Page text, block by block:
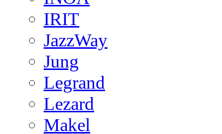
IRIT
JazzWay
Jung
Legrand
Lezard
Makel